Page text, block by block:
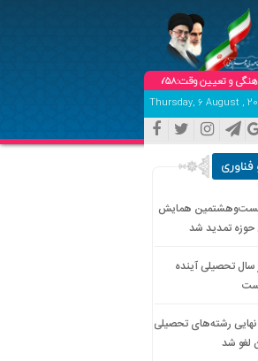
همایش
تمدید شد
تحصیلی آینده
نهایی رشته‌های تحصیلی